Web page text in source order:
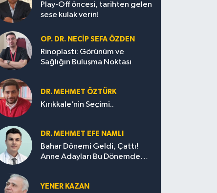
Play-Off öncesi, tarihten gelen
sese kulak verin!
OP. DR. NECIP SEFA ÖZDEN
Rinoplasti: Görünüm ve
Sağlığın Buluşma Noktası
DR. MEHMET ÖZTÜRK
Kırıkkale’nin Seçimi..
DR. MEHMET EFE NAMLI
Bahar Dönemi Geldi, Çattı!
Anne Adayları Bu Dönemde
YENER KAZAN